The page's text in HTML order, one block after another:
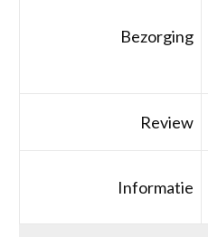
Bezorging
Review
Informatie